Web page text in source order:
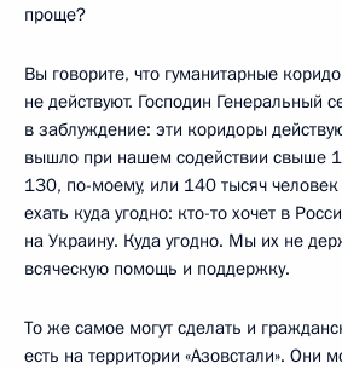
проще?
Вы говорите, что гуманитарные
не действуют. Господин Генеральный
в заблуждение: эти коридоры
вышло при нашем содействии свыше
130, по-моему, или 140 тысяч
ехать куда угодно: кто-то хочет в
на Украину. Куда угодно. Мы их не
всяческую помощь и поддержку.
То же самое могут сделать и
есть на территории «Азовстали». Они